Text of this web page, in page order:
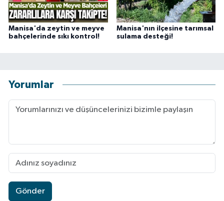
Manisa'da zeytin ve meyve
bahçelerinde sıkı kontrol!
Manisa'nın ilçesine tarımsal
sulama desteği!
Yorumlar
Gönder